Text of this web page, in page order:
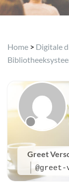
Home > Digitale
Greet